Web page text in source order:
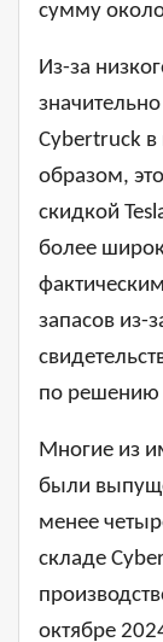
сумму
Из-за
Cybertruck
образом,
скидкой
более
запасов из-
по решению
Многие из
были
менее
складе
октябре